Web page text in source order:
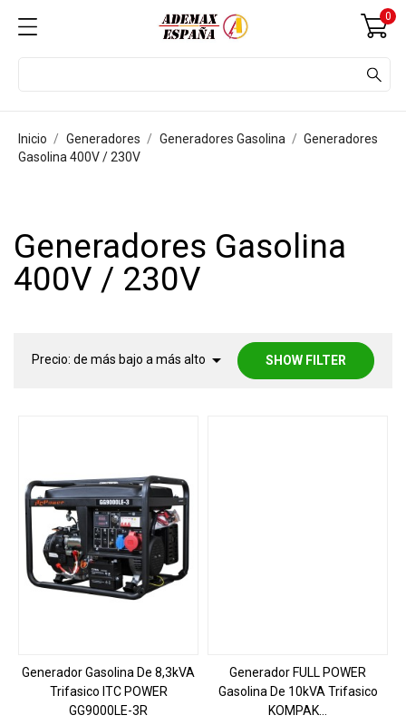
0
Inicio Generadores Generadores Gasolina
Generadores
Gasolina 400V / 230V
Generadores Gasolina
400V / 230V
Precio: de más bajo a más alto  SHOW FILTER
Generador Gasolina De 8,3kVA
Trifasico ITC POWER
GG9000LE-3R
Generador FULL POWER
Gasolina De 10kVA Trifasico
KOMPAK...